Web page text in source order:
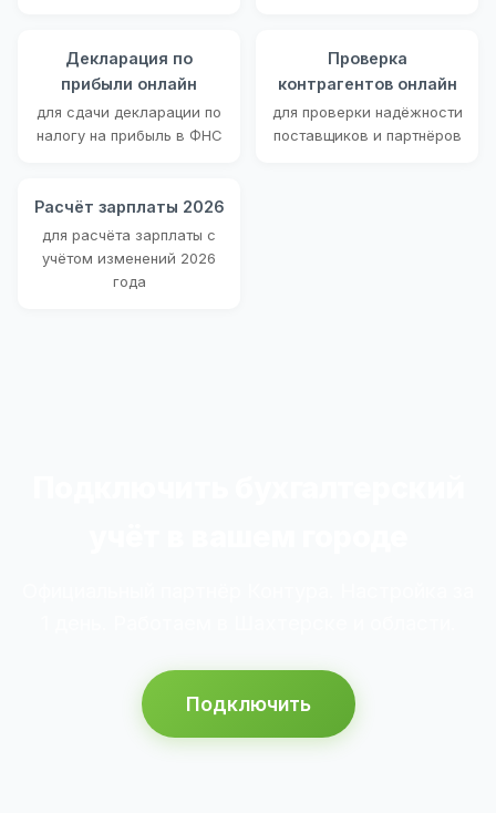
Декларация по
прибыли онлайн
для сдачи декларации по
налогу на прибыль в ФНС
Проверка
контрагентов онлайн
для проверки надёжности
поставщиков и партнёров
Расчёт зарплаты 2026
для расчёта зарплаты с
учётом изменений 2026
года
Подключить